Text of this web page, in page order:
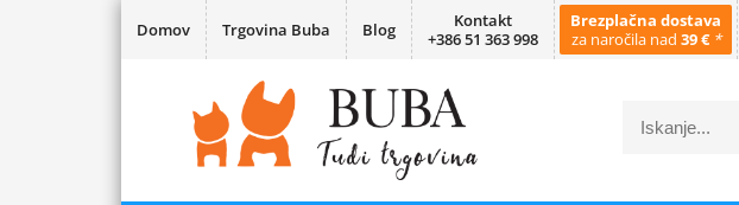
Domov Trgovina Buba Blog
Kontakt
+386 51 363 998
Brezplačna dostava
za naročila nad 39 € *